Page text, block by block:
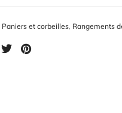
Paniers et corbeilles, Rangements